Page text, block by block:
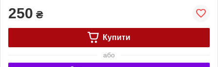
250 ₴
Купити
або